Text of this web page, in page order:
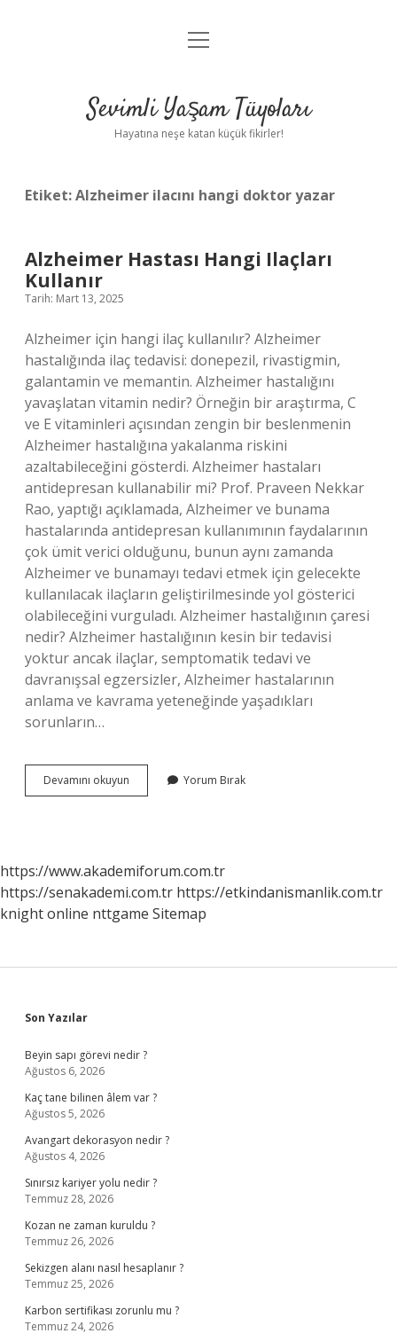
Anasayfa
Yasal Uyarı
menüyü
Sevimli Yaşam Tüyoları
Hayatına neşe katan küçük fikirler!
Etiket:Alzheimer ilacını hangi doktor yazar
Alzheimer Hastası Hangi Ilaçları
Kullanır
Tarih: Mart 13, 2025
Alzheimer için hangi ilaç kullanılır? Alzheimer
hastalığında ilaç tedavisi: donepezil, rivastigmin,
galantamin ve memantin. Alzheimer hastalığını
yavaşlatan vitamin nedir? Örneğin bir araştırma, C
ve E vitaminleri açısından zengin bir beslenmenin
Alzheimer hastalığına yakalanma riskini
azaltabileceğini gösterdi. Alzheimer hastaları
antidepresan kullanabilir mi? Prof. Praveen Nekkar
Rao, yaptığı açıklamada, Alzheimer ve bunama
hastalarında antidepresan kullanımının faydalarının
çok ümit verici olduğunu, bunun aynı zamanda
Alzheimer ve bunamayı tedavi etmek için gelecekte
kullanılacak ilaçların geliştirilmesinde yol gösterici
olabileceğini vurguladı. Alzheimer hastalığının çaresi
nedir? Alzheimer hastalığının kesin bir tedavisi
yoktur ancak ilaçlar, semptomatik tedavi ve
davranışsal egzersizler, Alzheimer hastalarının
anlama ve kavrama yeteneğinde yaşadıkları
sorunların…
Devamını okuyun Alzheimer
Hastası
Yorum Bırak
https://www.akademiforum.com.tr
https://senakademi.com.tr https://etkindanismanlik.com.tr
knight online nttgame Sitemap
Sidebar
Son Yazılar
Beyin sapı görevi nedir ?
Ağustos 6, 2026
Kaç tane bilinen âlem var ?
Ağustos 5, 2026
Avangart dekorasyon nedir ?
Ağustos 4, 2026
Sınırsız kariyer yolu nedir ?
Temmuz 28, 2026
Kozan ne zaman kuruldu ?
Temmuz 26, 2026
Sekizgen alanı nasıl hesaplanır ?
Temmuz 25, 2026
Karbon sertifikası zorunlu mu ?
Temmuz 24, 2026